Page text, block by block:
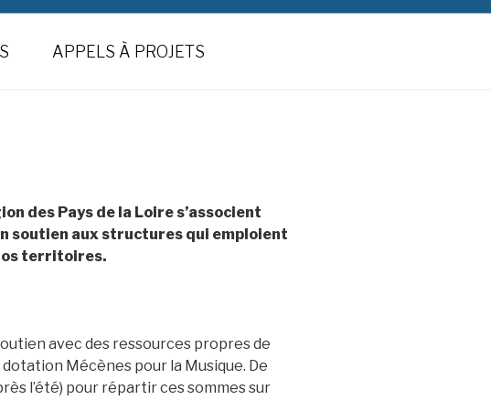
APPELS À PROJETS
des Pays de la Loire s’associent
soutien aux structures qui emploient
territoires.
avec des ressources propres de
Mécènes pour la Musique. De
l’été) pour répartir ces sommes sur